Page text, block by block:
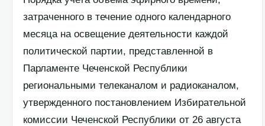
затраченного в течение одного календарного
месяца на освещение деятельности каждой
политической партии, представленной в
Парламенте Чеченской Республики
региональными телеканалом и радиоканалом,
утвержденного постановлением Избирательной
комиссии Чеченской Республики от 26 августа